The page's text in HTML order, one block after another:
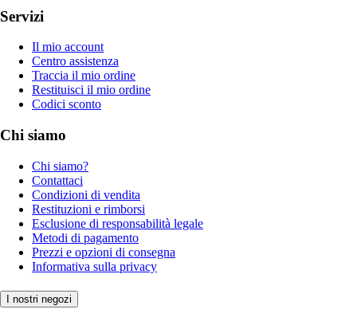
Servizi
Il mio account
Centro assistenza
Traccia il mio ordine
Restituisci il mio ordine
Codici sconto
Chi siamo
Chi siamo?
Contattaci
Condizioni di vendita
Restituzioni e rimborsi
Esclusione di responsabilità legale
Metodi di pagamento
Prezzi e opzioni di consegna
Informativa sulla privacy
I nostri negozi